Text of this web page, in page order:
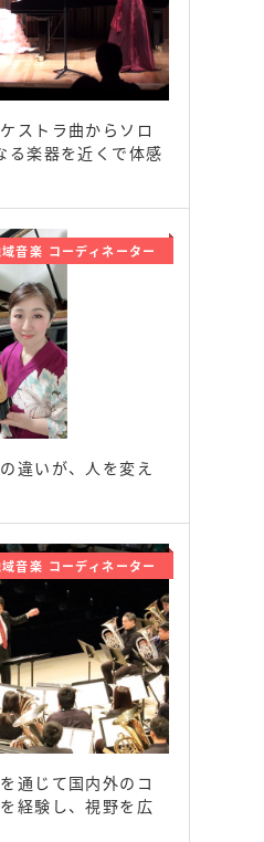
ストラ曲からソロ
る楽器を近くで体感
音楽 コーディネーター
違いが、人を変え
音楽 コーディネーター
通じて国内外のコ
経験し、視野を広